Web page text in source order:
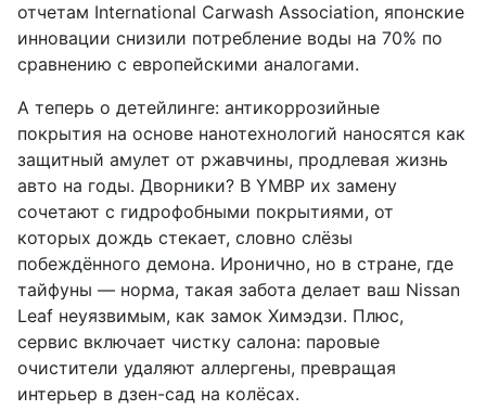
отчетам International Carwash Association, японские
инновации снизили потребление воды на 70% по
сравнению с европейскими аналогами.
А теперь о детейлинге: антикоррозийные
покрытия на основе нанотехнологий наносятся как
защитный амулет от ржавчины, продлевая жизнь
авто на годы. Дворники? В YMBP их замену
сочетают с гидрофобными покрытиями, от
которых дождь стекает, словно слёзы
побеждённого демона. Иронично, но в стране, где
тайфуны — норма, такая забота делает ваш Nissan
Leaf неуязвимым, как замок Химэдзи. Плюс,
сервис включает чистку салона: паровые
очистители удаляют аллергены, превращая
интерьер в дзен-сад на колёсах.